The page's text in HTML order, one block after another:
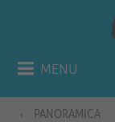
MENU
PANORAMICA